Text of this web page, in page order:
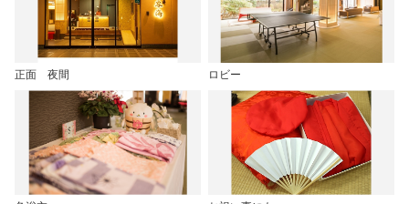
正面 夜間 ロビー